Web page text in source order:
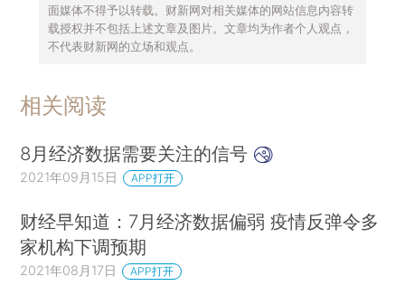
面媒体不得予以转载。财新网对相关媒体的网站信息内容转
载授权并不包括上述文章及图片。文章均为作者个人观点，
不代表财新网的立场和观点。
相关阅读
8月经济数据需要关注的信号
2021年09月15日 APP打开
财经早知道：7月经济数据偏弱 疫情反弹令多
家机构下调预期
2021年08月17日 APP打开